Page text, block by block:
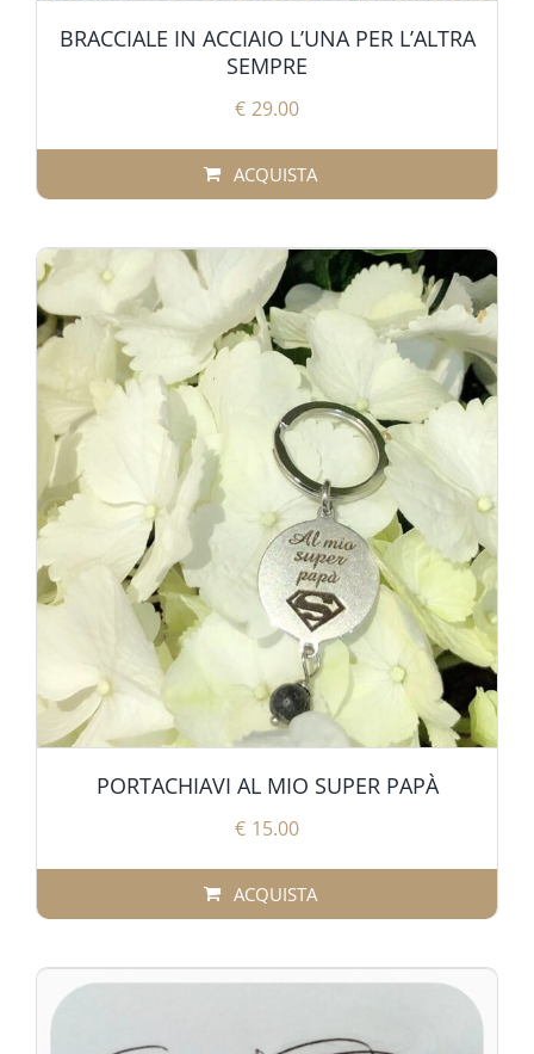
BRACCIALE IN ACCIAIO L’UNA PER L’ALTRA
SEMPRE
€ 29.00
ACQUISTA
PORTACHIAVI AL MIO SUPER PAPÀ
€ 15.00
ACQUISTA